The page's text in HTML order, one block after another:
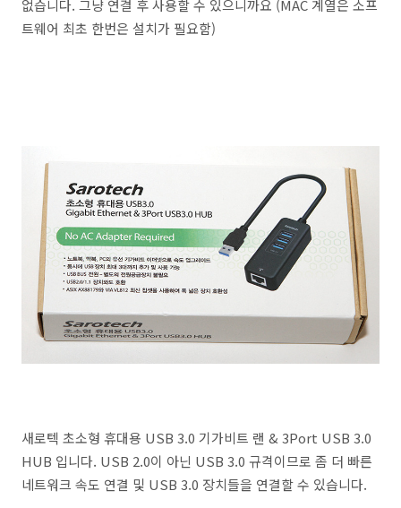
없습니다. 그냥 연결 후 사용할 수 있으니까요 (MAC 계열은 소프
트웨어 최초 한번은 설치가 필요함)
새로텍 초소형 휴대용 USB 3.0 기가비트 랜 & 3Port USB 3.0
HUB 입니다. USB 2.0이 아닌 USB 3.0 규격이므로 좀 더 빠른
네트워크 속도 연결 및 USB 3.0 장치들을 연결할 수 있습니다.